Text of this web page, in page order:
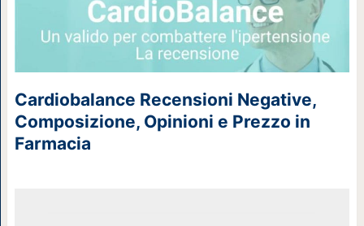
Cardiobalance Recensioni Negative,
Composizione, Opinioni e Prezzo in
Farmacia